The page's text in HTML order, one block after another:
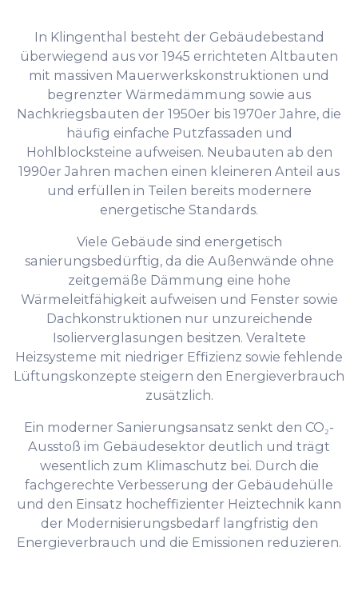
In Klingenthal besteht der Gebäudebestand
überwiegend aus vor 1945 errichteten Altbauten
mit massiven Mauerwerkskonstruktionen und
begrenzter Wärmedämmung sowie aus
Nachkriegsbauten der 1950er bis 1970er Jahre, die
häufig einfache Putzfassaden und
Hohlblocksteine aufweisen. Neubauten ab den
1990er Jahren machen einen kleineren Anteil aus
und erfüllen in Teilen bereits modernere
energetische Standards.
Viele Gebäude sind energetisch
sanierungsbedürftig, da die Außenwände ohne
zeitgemäße Dämmung eine hohe
Wärmeleitfähigkeit aufweisen und Fenster sowie
Dachkonstruktionen nur unzureichende
Isolierverglasungen besitzen. Veraltete
Heizsysteme mit niedriger Effizienz sowie fehlende
Lüftungskonzepte steigern den Energieverbrauch
zusätzlich.
Ein moderner Sanierungsansatz senkt den CO₂-
Ausstoß im Gebäudesektor deutlich und trägt
wesentlich zum Klimaschutz bei. Durch die
fachgerechte Verbesserung der Gebäudehülle
und den Einsatz hocheffizienter Heiztechnik kann
der Modernisierungsbedarf langfristig den
Energieverbrauch und die Emissionen reduzieren.